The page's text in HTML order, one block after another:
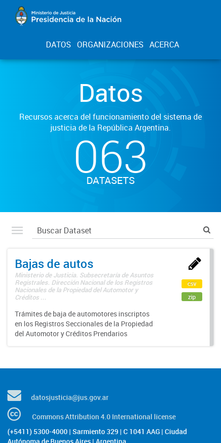
DATOS ORGANIZACIONES ACERCA
Datos
Recursos acerca del funcionamiento del sistema de
justicia de la República Argentina.
063
DATASETS
Bajas de autos
Ministerio de Justicia. Subsecretaría de Asuntos
Registrales. Dirección Nacional de los Registros
Nacionales de la Propiedad del Automotor y
Créditos ...
Trámites de baja de automotores inscriptos
en los Registros Seccionales de la Propiedad
del Automotor y Créditos Prendarios
csv
zip
datosjusticia@jus.gov.ar
Commons Attribution 4.0 International license
(+5411) 5300-4000 | Sarmiento 329 | C 1041 AAG | Ciudad